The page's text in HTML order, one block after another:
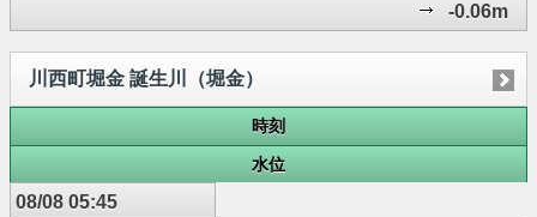
-0.06m
川西町堀金 誕生川（堀金）
時刻
水位
08/08 05:45